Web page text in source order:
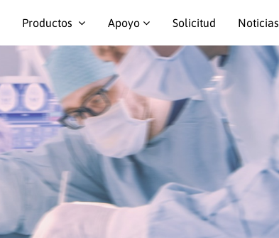
Productos Apoyo Solicitud Noticias